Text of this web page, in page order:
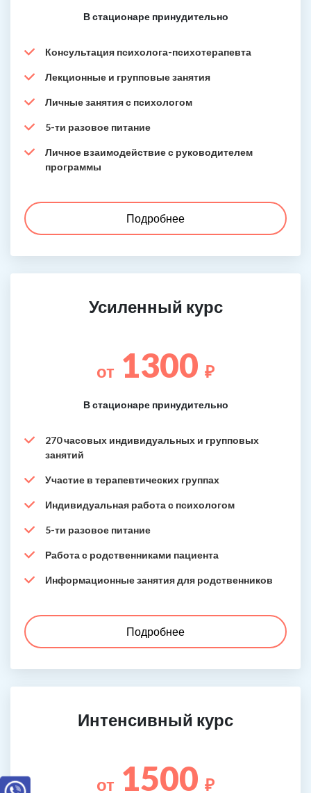
В стационаре принудительно
Консультация психолога-психотерапевта
Лекционные и групповые занятия
Личные занятия с психологом
5-ти разовое питание
Личное взаимодействие с руководителем
программы
Подробнее
Усиленный курс
от 1300 ₽
В стационаре принудительно
270 часовых индивидуальных и групповых
занятий
Участие в терапевтических группах
Индивидуальная работа с психологом
5-ти разовое питание
Работа с родственниками пациента
Информационные занятия для родственников
Подробнее
Интенсивный курс
от 1500 ₽